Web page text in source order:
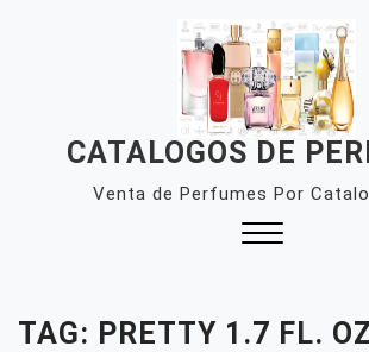
CATALOGOS DE
Venta de Perfumes Por
TAG: PRETTY 1.7 FL.